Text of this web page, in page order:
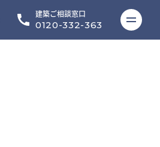
建築ご相談窓口
0120-332-363